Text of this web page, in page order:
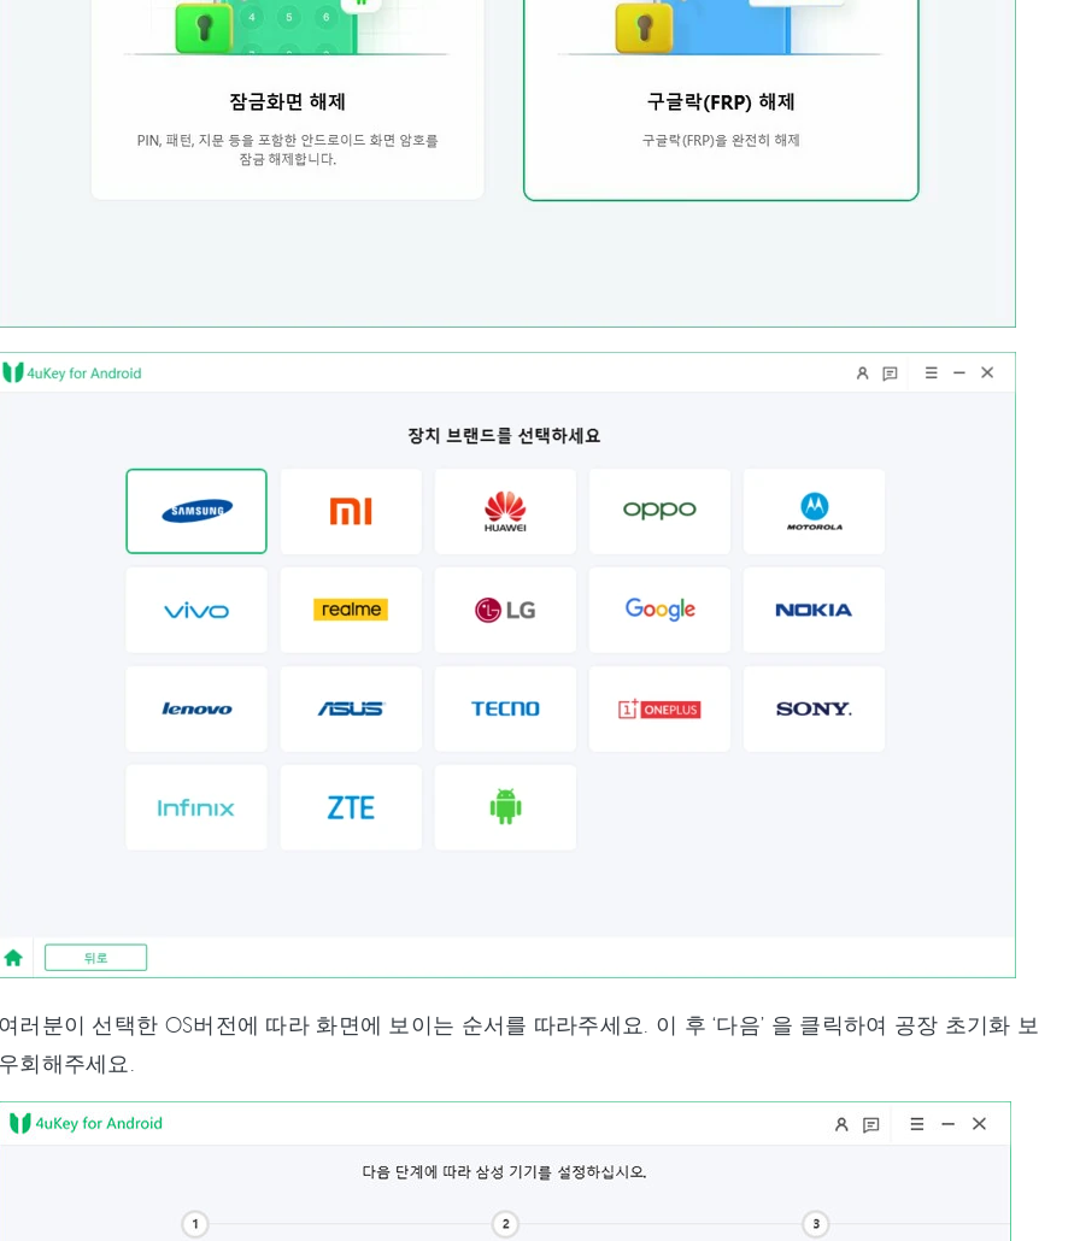
러분이 선택한 OS버전에 따라 화면에 보이는 순서를 따라주세요. 이 후 ‘다음’ 을 클릭하여 공장 초기화 보
회해주세요.